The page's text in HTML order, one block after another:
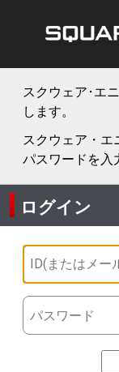
スクウェア･エ
します。
スクウェア・エ
パスワードを入
ログイン